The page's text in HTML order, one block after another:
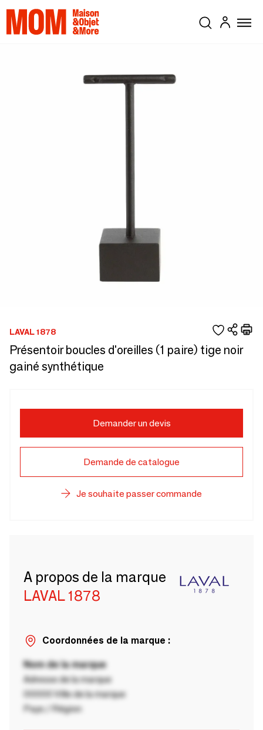
LAVAL 1878
Présentoir boucles d'oreilles (1 paire) tige noir
gainé synthétique
Demander un devis
Demande de catalogue
Je souhaite passer commande
A propos de la marque
LAVAL 1878
Coordonnées de la marque :
Nom de la marque
Adresse de la marque
00000 Ville de la marque
Pays / Région